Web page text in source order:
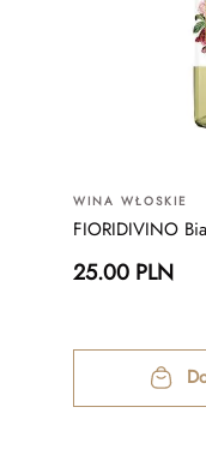
WINA WŁOSKIE
FIORIDIVINO
25.00 PLN